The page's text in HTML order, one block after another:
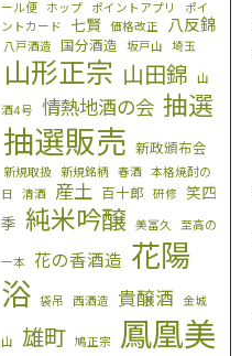
ール便
ホップ ポイントアプリ
ポイ
ントカード
七賢 価格改正 八反錦
八戸酒造 国分酒造 坂戸山 埼玉
山形正宗 山田錦 山
酒4号 情熱地酒の会 抽選
抽選販売 新政頒布会
新規取扱 新規銘柄 春酒
本格焼酎の
日
清酒 産土 百十郎 研修
笑四
季 純米吟醸 美冨久 至高の
一本 花の香酒造 花陽
浴
袋吊 西酒造 貴醸酒 金城
山 雄町 鳩正宗
鳳凰美